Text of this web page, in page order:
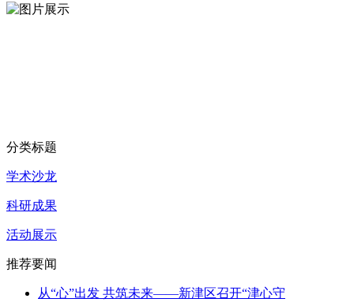
分类标题
学术沙龙
科研成果
活动展示
推荐要闻
从“心”出发 共筑未来——新津区召开“津心守